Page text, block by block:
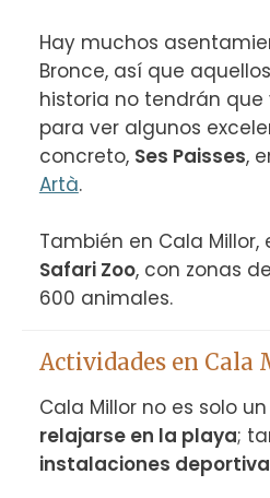
Hay muchos
Bronce, así que
historia no tendrán que
para ver algunos
concreto, Ses Paisses
Artà.
Safari Zoo, con zonas
600 animales.
Actividades en Cala
relajarse en la playa
instalaciones